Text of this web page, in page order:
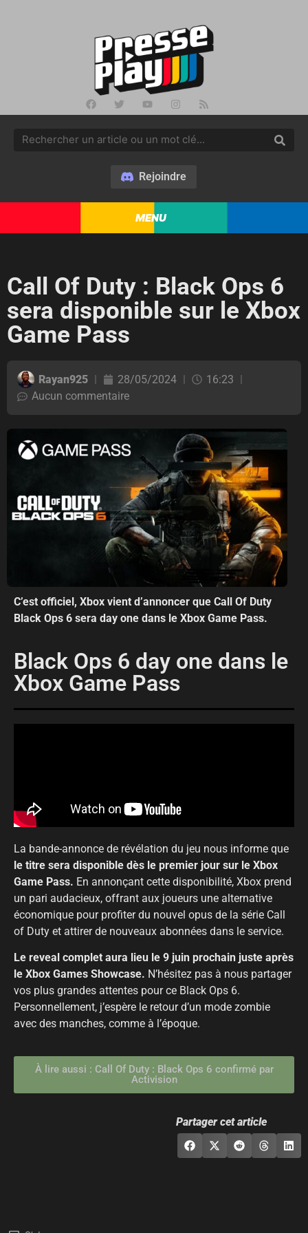
Rejoindre
MENU
Call Of Duty : Black Ops 6
sera disponible sur le Xbox
Game Pass
Rayan925 28/05/2024
16:23
Aucun commentaire
C’est officiel, Xbox vient d’annoncer que Call Of Duty
Black Ops 6 sera day one dans le Xbox Game Pass.
Black Ops 6 day one dans le
Xbox Game Pass
La bande-annonce de révélation du jeu nous informe que
le titre sera disponible dès le premier jour sur le Xbox
Game Pass. En annonçant cette disponibilité, Xbox prend
un pari audacieux, offrant aux joueurs une alternative
économique pour profiter du nouvel opus de la série Call
of Duty et attirer de nouveaux abonnées dans le service.
Le reveal complet aura lieu le 9 juin prochain juste après
le Xbox Games Showcase. N’hésitez pas à nous partager
vos plus grandes attentes pour ce Black Ops 6.
Personnellement, j’espère le retour d’un mode zombie
avec des manches, comme à l’époque.
À lire aussi : Call Of Duty : Black Ops 6 confirmé par
Activision
Partager cet article